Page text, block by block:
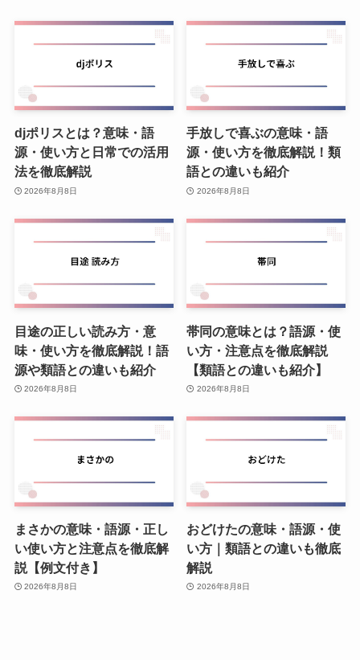
djポリスとは？意味・語
源・使い方と日常での活用
法を徹底解説
2026年8月8日
手放しで喜ぶの意味・語
源・使い方を徹底解説！類
語との違いも紹介
2026年8月8日
目途の正しい読み方・意
味・使い方を徹底解説！語
源や類語との違いも紹介
2026年8月8日
帯同の意味とは？語源・使
い方・注意点を徹底解説
【類語との違いも紹介】
2026年8月8日
まさかの意味・語源・正し
い使い方と注意点を徹底解
説【例文付き】
2026年8月8日
おどけたの意味・語源・使
い方｜類語との違いも徹底
解説
2026年8月8日